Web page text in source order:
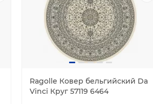
Ragolle Ковер бельгийский Da
Vinci Круг 57119 6464